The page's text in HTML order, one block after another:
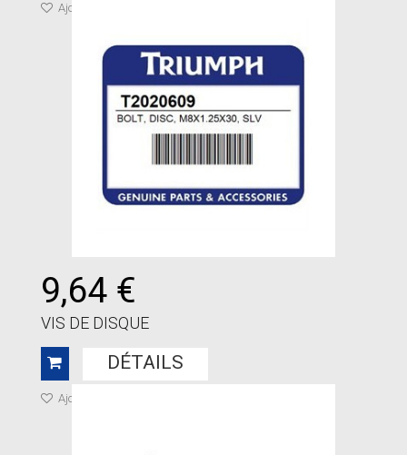
Ajouter à ma liste de cadeaux
9,64 €
VIS DE DISQUE
DÉTAILS
Ajouter à ma liste de cadeaux